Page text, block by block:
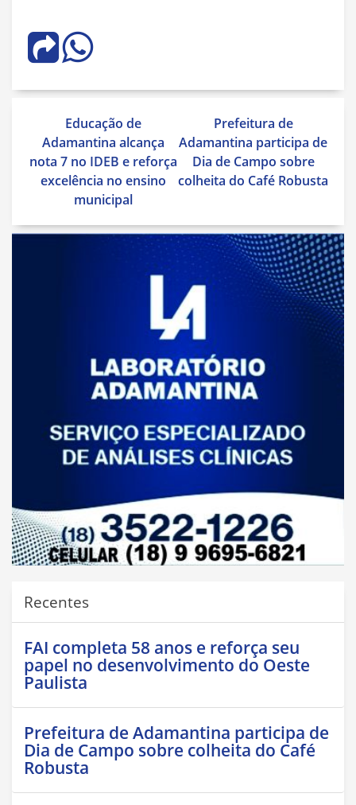
Navegação
Post
Educação de
Adamantina alcança
nota 7 no IDEB e reforça
excelência no ensino
municipal
Prefeitura de
Adamantina participa de
Dia de Campo sobre
colheita do Café Robusta
Recentes
FAI completa 58 anos e reforça seu
papel no desenvolvimento do Oeste
Paulista
Prefeitura de Adamantina participa de
Dia de Campo sobre colheita do Café
Robusta